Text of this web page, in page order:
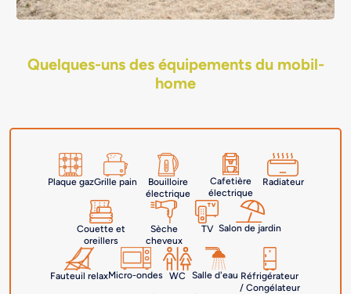
Quelques-uns des équipements du mobil-
home
Plaque gazGrille pain
Bouilloire
électrique
Cafetière
électrique
Radiateur
Couette et
oreillers
Sèche
cheveux
TV Salon de jardin
Fauteuil relaxMicro-ondes WC Salle d'eau Réfrigérateur
/ Congélateur